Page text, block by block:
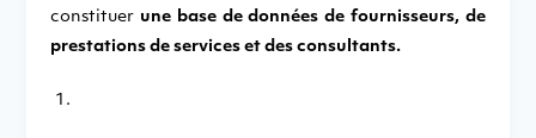
constituer une base de données de fournisseurs, de
prestations de services et des consultants.